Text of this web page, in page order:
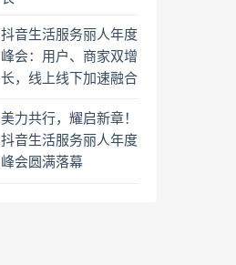
抖音生活服务丽人年度
峰会：用户、商家双增
长，线上线下加速融合
美力共行，耀启新章！
抖音生活服务丽人年度
峰会圆满落幕